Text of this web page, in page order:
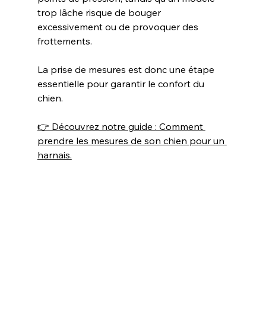
trop lâche risque de bouger
excessivement ou de provoquer des
frottements.
La prise de mesures est donc une étape
essentielle pour garantir le confort du
chien.
👉 Découvrez notre guide : Comment
prendre les mesures de son chien pour un
harnais.